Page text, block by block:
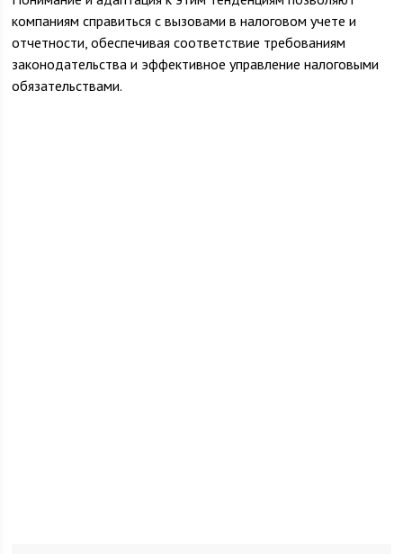
компаниям справиться с вызовами в налоговом учете и
отчетности, обеспечивая соответствие требованиям
законодательства и эффективное управление налоговыми
обязательствами.